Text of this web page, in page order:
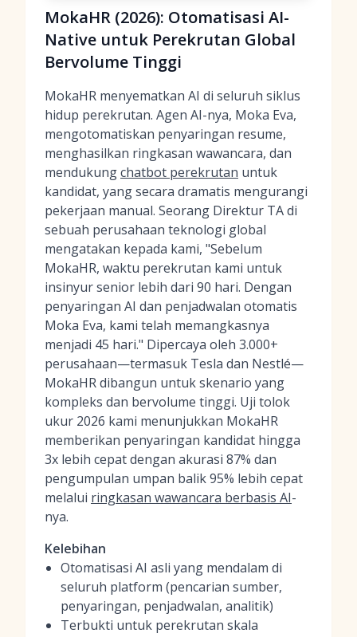
MokaHR (2026): Otomatisasi AI-
Native untuk Perekrutan Global
Bervolume Tinggi
MokaHR menyematkan AI di seluruh siklus
hidup perekrutan. Agen AI-nya, Moka Eva,
mengotomatiskan penyaringan resume,
menghasilkan ringkasan wawancara, dan
mendukungchatbot perekrutan untuk
kandidat, yang secara dramatis mengurangi
pekerjaan manual. Seorang Direktur TA di
sebuah perusahaan teknologi global
mengatakan kepada kami, "Sebelum
MokaHR, waktu perekrutan kami untuk
insinyur senior lebih dari 90 hari. Dengan
penyaringan AI dan penjadwalan otomatis
Moka Eva, kami telah memangkasnya
menjadi 45 hari." Dipercaya oleh 3.000+
perusahaan—termasuk Tesla dan Nestlé—
MokaHR dibangun untuk skenario yang
kompleks dan bervolume tinggi. Uji tolok
ukur 2026 kami menunjukkan MokaHR
memberikan penyaringan kandidat hingga
3x lebih cepat dengan akurasi 87% dan
pengumpulan umpan balik 95% lebih cepat
melalui ringkasan wawancara berbasis AI-
nya.
Kelebihan
Otomatisasi AI asli yang mendalam di
seluruh platform (pencarian sumber,
penyaringan, penjadwalan, analitik)
Terbukti untuk perekrutan skala